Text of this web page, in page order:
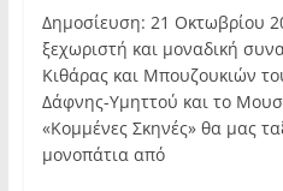
Δημοσίευση: 21 Οκτωβρίου
ξεχωριστή και μοναδική
Κιθάρας και Μπουζουκιών
Δάφνης-Υμηττού και το
«Κομμένες Σκηνές» θα μας
μονοπάτια από